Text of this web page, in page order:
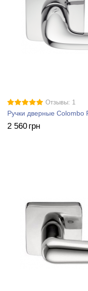
Отзывы: 1
Ручки дверные Colombo
2 560 грн